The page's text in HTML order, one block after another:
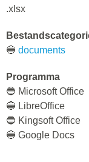
.xlsx
🔵 documents
Programma
🔵 Microsoft Office
🔵 LibreOffice
🔵 Kingsoft Office
🔵 Google Docs